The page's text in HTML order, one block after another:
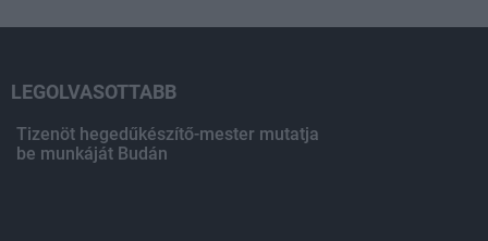
LEGOLVASOTTABB
Tizenöt hegedűkészítő-mester mutatja
be munkáját Budán